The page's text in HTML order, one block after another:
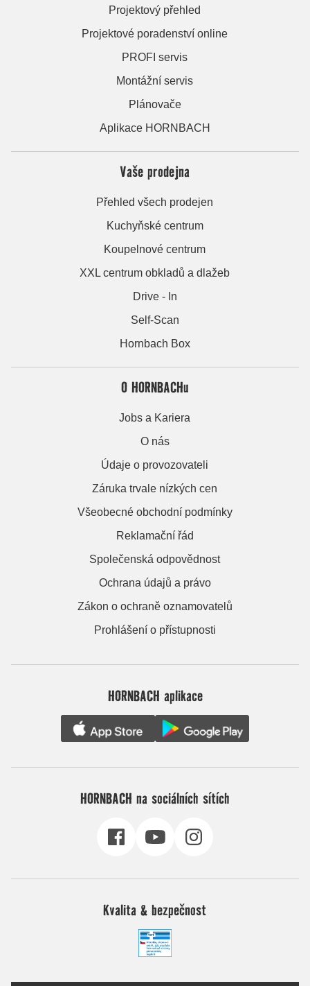
Projektový přehled
Projektové poradenství online
PROFI servis
Montážní servis
Plánovače
Aplikace HORNBACH
Vaše prodejna
Přehled všech prodejen
Kuchyňské centrum
Koupelnové centrum
XXL centrum obkladů a dlažeb
Drive - In
Self-Scan
Hornbach Box
O HORNBACHu
Jobs a Kariera
O nás
Údaje o provozovateli
Záruka trvale nízkých cen
Všeobecné obchodní podmínky
Reklamační řád
Společenská odpovědnost
Ochrana údajů a právo
Zákon o ochraně oznamovatelů
Prohlášení o přístupnosti
HORNBACH aplikace
HORNBACH na sociálních sítích
Kvalita & bezpečnost